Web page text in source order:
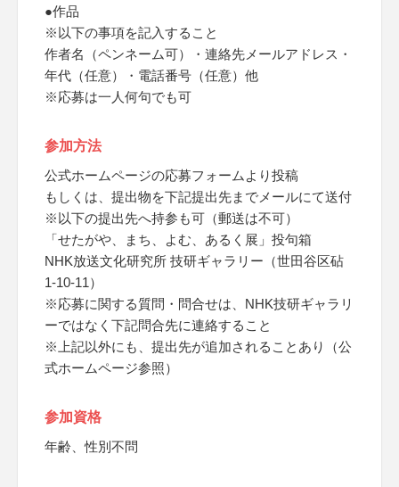
●作品
※以下の事項を記入すること
作者名（ペンネーム可）・連絡先メールアドレス・
年代（任意）・電話番号（任意）他
※応募は一人何句でも可
参加方法
公式ホームページの応募フォームより投稿
もしくは、提出物を下記提出先までメールにて送付
※以下の提出先へ持参も可（郵送は不可）
「せたがや、まち、よむ、あるく展」投句箱
NHK放送文化研究所 技研ギャラリー（世田谷区砧
1-10-11）
※応募に関する質問・問合せは、NHK技研ギャラリ
ーではなく下記問合先に連絡すること
※上記以外にも、提出先が追加されることあり（公
式ホームページ参照）
参加資格
年齢、性別不問